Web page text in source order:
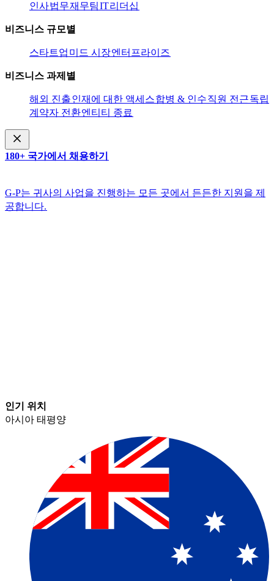
인사​​법무​​재무팀​​IT​​리더십​​
비즈니스 규모별​​
스타트업​​ 미드 시장​​엔터프라이즈​​
비즈니스 과제별​​
해외 진출​​인재에 대한 액세스​​합병 & 인수​​직원 전근​​독립
계약자 전환​​엔티티 종료​​
180+ 국가에서 채용하기​​
G-P는 귀사의 사업을 진행하는 모든 곳에서 든든한 지원을 제
공합니다.​​
인기 위치​​
아시아 태평양​​